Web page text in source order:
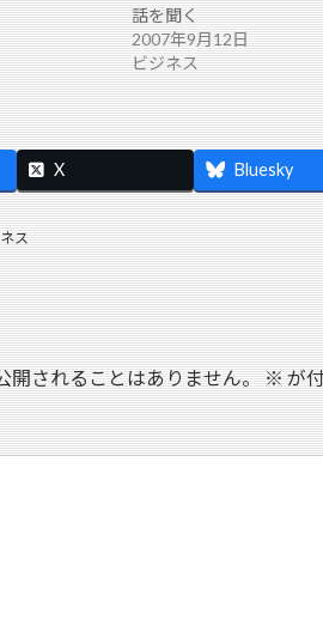
話を聞く
2007年9月12日
ビジネス
X Bluesky
ス
開されることはありません。※が